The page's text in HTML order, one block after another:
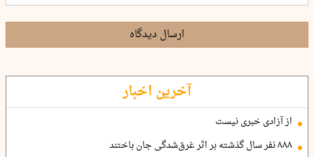
ارسال دیدگاه
آخرین اخبار
از آزادی خبری نیست
۸۸۸ نفر سال گذشته بر اثر غرق‌شدگی جان باختند